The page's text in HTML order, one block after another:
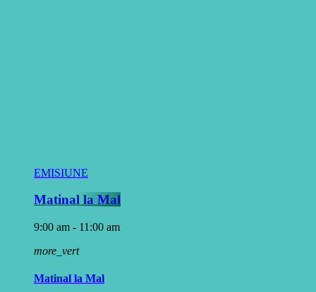
EMISIUNE
Matinal la Mal
9:00 am - 11:00 am
more_vert
Matinal la Mal